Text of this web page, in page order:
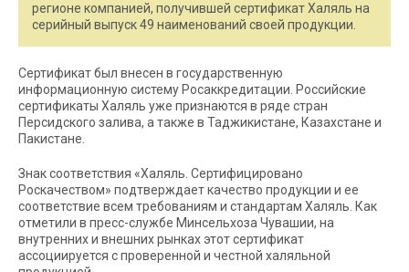
регионе компанией, получившей сертификат Халяль на
серийный выпуск 49 наименований своей продукции.
Сертификат был внесен в государственную
информационную систему Росаккредитации. Российские
сертификаты Халяль уже признаются в ряде стран
Персидского залива, а также в Таджикистане, Казахстане и
Пакистане.
Знак соответствия «Халяль. Сертифицировано
Роскачеством» подтверждает качество продукции и ее
соответствие всем требованиям и стандартам Халяль. Как
отметили в пресс-службе Минсельхоза Чувашии, на
внутренних и внешних рынках этот сертификат
ассоциируется с проверенной и честной халяльной